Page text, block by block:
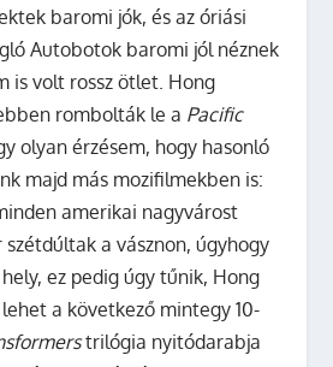
baromi jók, és az óriási
Autobotok baromi jól néznek
is volt rossz ötlet. Hong
rombolták le a Pacific
olyan érzésem, hogy hasonló
majd más mozifilmekben is:
amerikai nagyvárost
szétdúltak a vásznon, úgyhogy
ez pedig úgy tűnik, Hong
a következő mintegy 10-
trilógia nyitódarabja